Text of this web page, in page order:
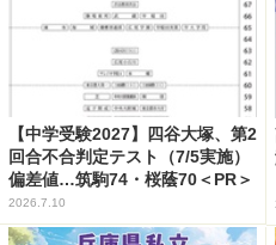
【中学受験2027】四谷大塚、第2
回合不合判定テスト（7/5実施）
偏差値…筑駒74・桜蔭70＜PR＞
2026.7.10